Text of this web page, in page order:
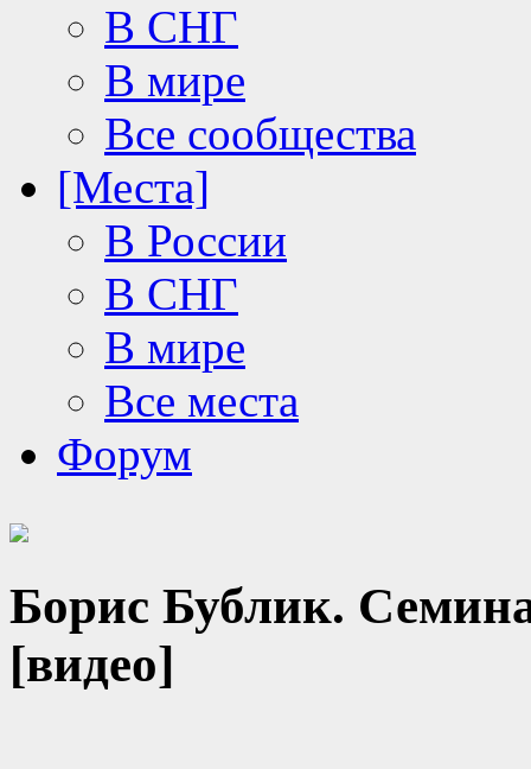
В СНГ
В мире
Все сообщества
[Места]
В России
В СНГ
В мире
Все места
Форум
Борис Бублик.
[видео]